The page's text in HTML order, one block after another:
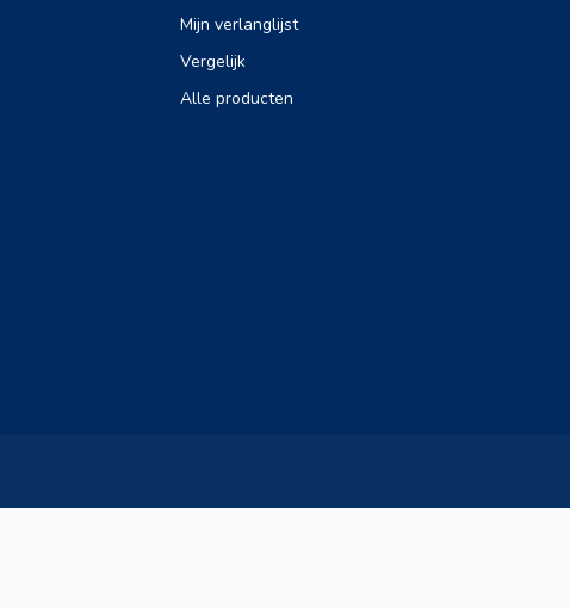
Mijn verlanglijst
Vergelijk
Alle producten